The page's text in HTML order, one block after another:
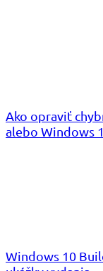
Ako opraviť
alebo Windows
Windows 10